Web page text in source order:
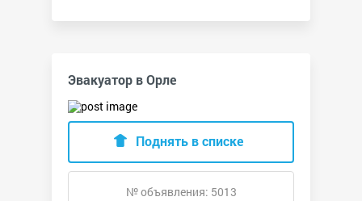
Эвакуатор в Орле
Поднять в списке
№ объявления: 5013